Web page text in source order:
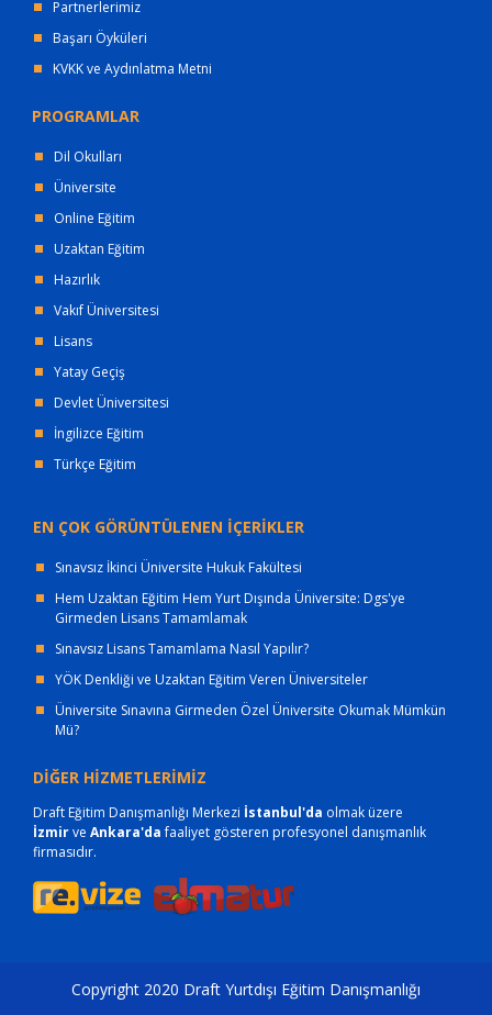
Partnerlerimiz
Başarı Öyküleri
KVKK ve Aydınlatma Metni
PROGRAMLAR
Dil Okulları
Üniversite
Online Eğitim
Uzaktan Eğitim
Hazırlık
Vakıf Üniversitesi
Lisans
Yatay Geçiş
Devlet Üniversitesi
İngilizce Eğitim
Türkçe Eğitim
EN ÇOK GÖRÜNTÜLENEN İÇERİKLER
Sınavsız İkinci Üniversite Hukuk Fakültesi
Hem Uzaktan Eğitim Hem Yurt Dışında Üniversite: Dgs'ye
Girmeden Lisans Tamamlamak
Sınavsız Lisans Tamamlama Nasıl Yapılır?
YÖK Denkliği ve Uzaktan Eğitim Veren Üniversiteler
Üniversite Sınavına Girmeden Özel Üniversite Okumak Mümkün
Mü?
DİĞER HİZMETLERİMİZ
Draft Eğitim Danışmanlığı Merkezi İstanbul'da olmak üzere
İzmirve Ankara'dafaaliyet gösteren profesyonel danışmanlık
firmasıdır.
Copyright 2020 Draft Yurtdışı Eğitim Danışmanlığı